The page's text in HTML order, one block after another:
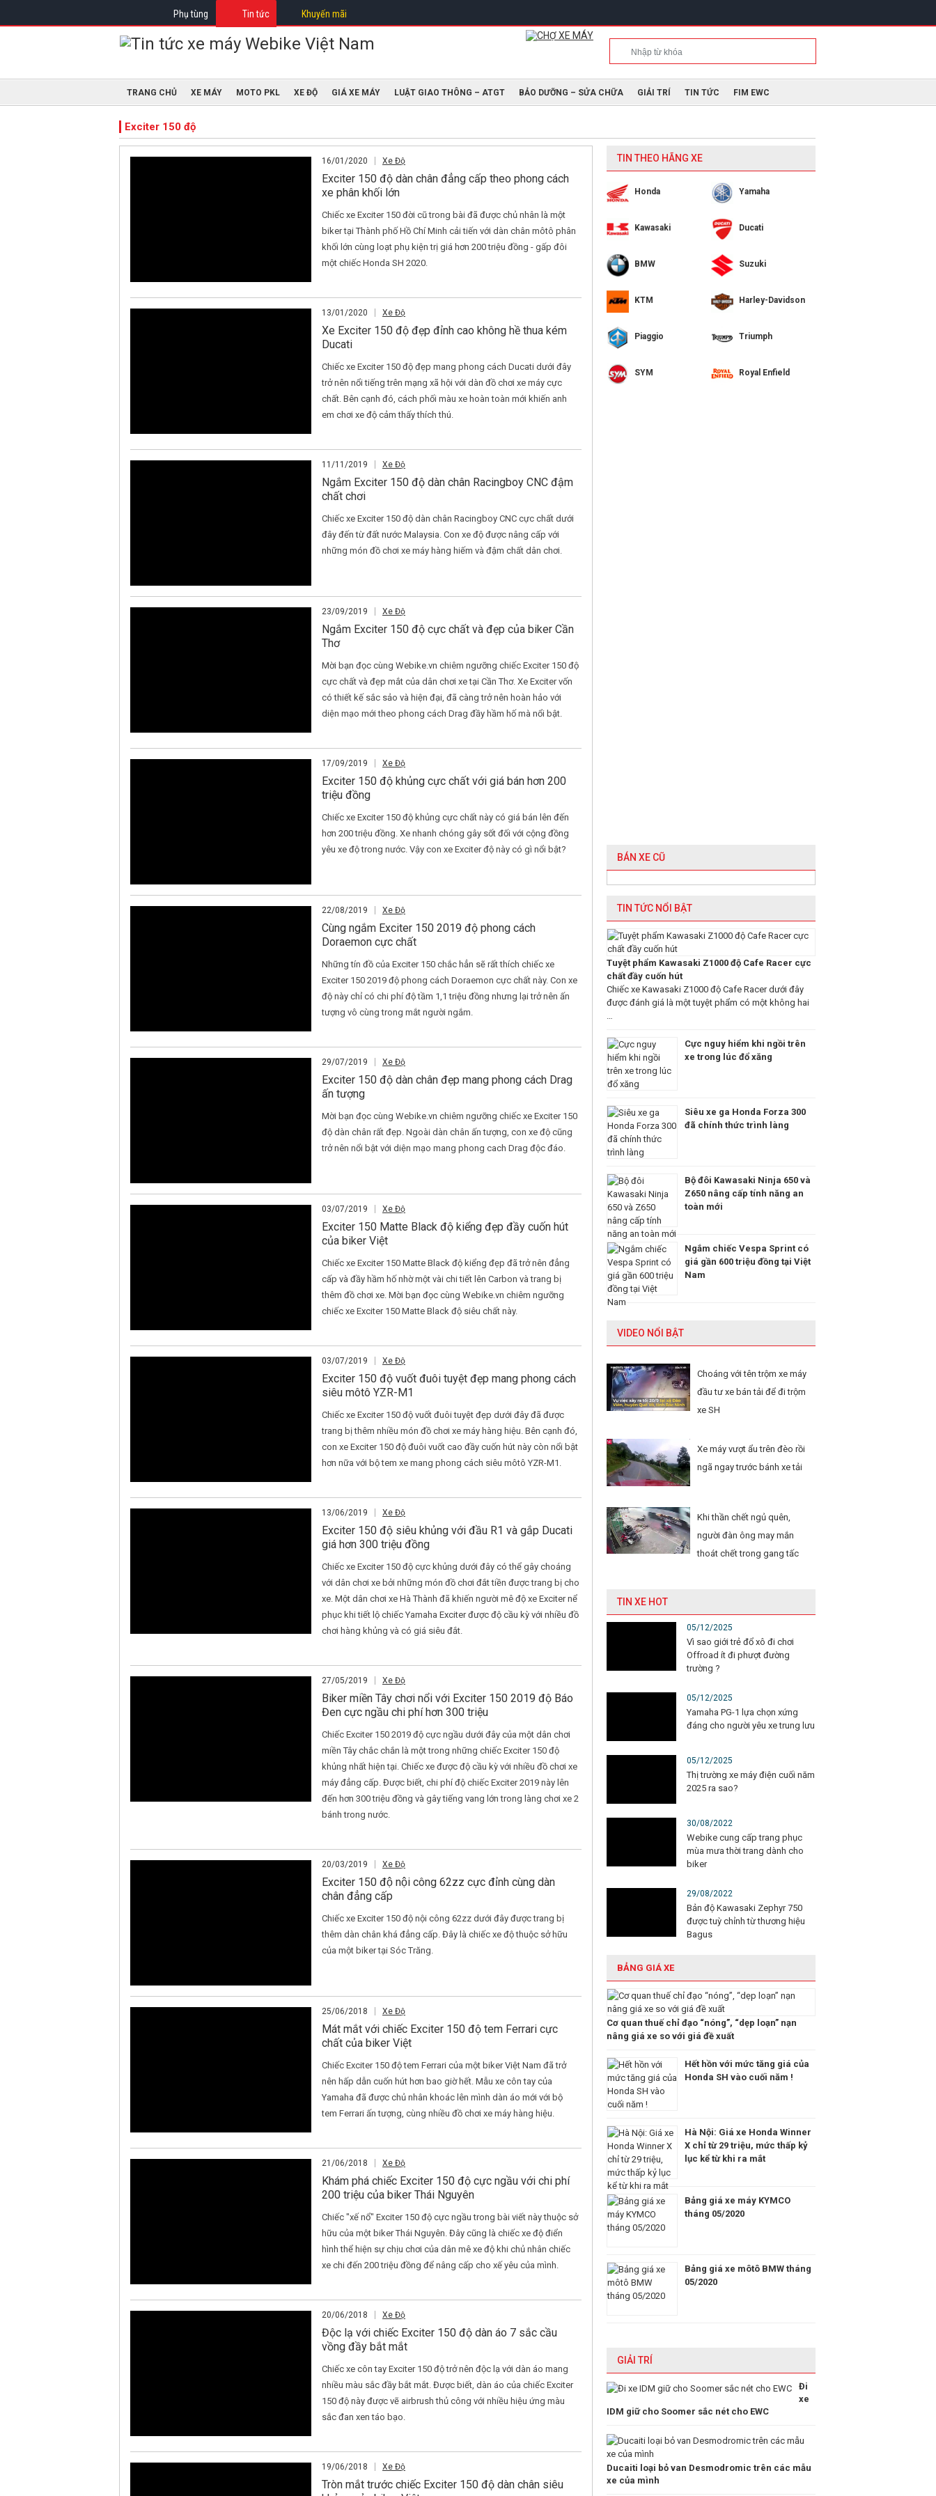
Phụ tùng Tin tức Khuyến mãi
TRANG CHỦ XE MÁY MOTO PKL XE ĐỘ GIÁ XE MÁY LUẬT GIAO THÔNG – ATGT BẢO DƯỠNG – SỬA CHỮA GIẢI TRÍ TIN TỨC FIM EWC
Exciter 150 độ
16/01/2020 Xe Độ
Exciter 150 độ dàn chân đẳng cấp theo phong cách
xe phân khối lớn
Chiếc xe Exciter 150 đời cũ trong bài đã được chủ nhân là một
biker tại Thành phố Hồ Chí Minh cải tiến với dàn chân môtô phân
khối lớn cùng loạt phụ kiện trị giá hơn 200 triệu đồng - gấp đôi
một chiếc Honda SH 2020.
13/01/2020 Xe Độ
Xe Exciter 150 độ đẹp đỉnh cao không hề thua kém
Ducati
Chiếc xe Exciter 150 độ đẹp mang phong cách Ducati dưới đây
trở nên nổi tiếng trên mạng xã hội với dàn đồ chơi xe máy cực
chất. Bên cạnh đó, cách phối màu xe hoàn toàn mới khiến anh
em chơi xe độ cảm thấy thích thú.
11/11/2019 Xe Độ
Ngắm Exciter 150 độ dàn chân Racingboy CNC đậm
chất chơi
Chiếc xe Exciter 150 độ dàn chân Racingboy CNC cực chất dưới
đây đến từ đất nước Malaysia. Con xe độ được nâng cấp với
những món đồ chơi xe máy hàng hiếm và đậm chất dân chơi.
23/09/2019 Xe Độ
Ngắm Exciter 150 độ cực chất và đẹp của biker Cần
Thơ
Mời bạn đọc cùng Webike.vn chiêm ngưỡng chiếc Exciter 150 độ
cực chất và đẹp mắt của dân chơi xe tại Cần Thơ. Xe Exciter vốn
có thiết kế sắc sảo và hiện đại, đã càng trở nên hoàn hảo với
diện mạo mới theo phong cách Drag đầy hầm hố mà nổi bật.
17/09/2019 Xe Độ
Exciter 150 độ khủng cực chất với giá bán hơn 200
triệu đồng
Chiếc xe Exciter 150 độ khủng cực chất này có giá bán lên đến
hơn 200 triệu đồng. Xe nhanh chóng gây sốt đối với cộng đồng
yêu xe độ trong nước. Vậy con xe Exciter độ này có gì nổi bật?
22/08/2019 Xe Độ
Cùng ngắm Exciter 150 2019 độ phong cách
Doraemon cực chất
Những tín đồ của Exciter 150 chắc hẳn sẽ rất thích chiếc xe
Exciter 150 2019 độ phong cách Doraemon cực chất này. Con xe
độ này chỉ có chi phí độ tầm 1,1 triệu đồng nhưng lại trở nên ấn
tượng vô cùng trong mắt người ngắm.
29/07/2019 Xe Độ
Exciter 150 độ dàn chân đẹp mang phong cách Drag
ấn tượng
Mời bạn đọc cùng Webike.vn chiêm ngưỡng chiếc xe Exciter 150
độ dàn chân rất đẹp. Ngoài dàn chân ấn tượng, con xe độ cũng
trở nên nổi bật với diện mạo mang phong cach Drag độc đáo.
03/07/2019 Xe Độ
Exciter 150 Matte Black độ kiểng đẹp đầy cuốn hút
của biker Việt
Chiếc xe Exciter 150 Matte Black độ kiểng đẹp đã trở nên đẳng
cấp và đầy hầm hố nhờ một vài chi tiết lên Carbon và trang bị
thêm đồ chơi xe. Mời bạn đọc cùng Webike.vn chiêm ngưỡng
chiếc xe Exciter 150 Matte Black độ siêu chất này.
03/07/2019 Xe Độ
Exciter 150 độ vuốt đuôi tuyệt đẹp mang phong cách
siêu môtô YZR-M1
Chiếc xe Exciter 150 độ vuốt đuôi tuyệt đẹp dưới đây đã được
trang bị thêm nhiều món đồ chơi xe máy hàng hiệu. Bên cạnh đó,
con xe Exciter 150 độ đuôi vuốt cao đầy cuốn hút này còn nổi bật
hơn nữa với bộ tem xe mang phong cách siêu môtô YZR-M1.
13/06/2019 Xe Độ
Exciter 150 độ siêu khủng với đầu R1 và gắp Ducati
giá hơn 300 triệu đồng
Chiếc xe Exciter 150 độ cực khủng dưới đây có thể gây choáng
với dân chơi xe bởi những món đồ chơi đắt tiền được trang bị cho
xe. Một dân chơi xe Hà Thành đã khiến người mê độ xe Exciter nể
phục khi tiết lộ chiếc Yamaha Exciter được độ cầu kỳ với nhiều đồ
chơi hàng khủng và có giá siêu đắt.
27/05/2019 Xe Độ
Biker miền Tây chơi nổi với Exciter 150 2019 độ Báo
Đen cực ngầu chi phí hơn 300 triệu
Chiếc Exciter 150 2019 độ cực ngầu dưới đây của một dân chơi
miền Tây chắc chắn là một trong những chiếc Exciter 150 độ
khủng nhất hiện tại. Chiếc xe được độ cầu kỳ với nhiều đồ chơi xe
máy đẳng cấp. Được biết, chi phí độ chiếc Exciter 2019 này lên
đến hơn 300 triệu đồng và gây tiếng vang lớn trong làng chơi xe 2
bánh trong nước.
20/03/2019 Xe Độ
Exciter 150 độ nội công 62zz cực đỉnh cùng dàn
chân đẳng cấp
Chiếc xe Exciter 150 độ nội công 62zz dưới đây được trang bị
thêm dàn chân khá đẳng cấp. Đây là chiếc xe độ thuộc sở hữu
của một biker tại Sóc Trăng.
25/06/2018 Xe Độ
Mát mắt với chiếc Exciter 150 độ tem Ferrari cực
chất của biker Việt
Chiếc Exciter 150 độ tem Ferrari của một biker Việt Nam đã trở
nên hấp dẫn cuốn hút hơn bao giờ hết. Mẫu xe côn tay của
Yamaha đã được chủ nhân khoác lên mình dàn áo mới với bộ
tem Ferrari ấn tượng, cùng nhiều đồ chơi xe máy hàng hiệu.
21/06/2018 Xe Độ
Khám phá chiếc Exciter 150 độ cực ngầu với chi phí
200 triệu của biker Thái Nguyên
Chiếc "xế nổ" Exciter 150 độ cực ngầu trong bài viết này thuộc sở
hữu của một biker Thái Nguyên. Đây cũng là chiếc xe độ điển
hình thể hiện sự chịu chơi của dân mê xe độ khi chủ nhân chiếc
xe chi đến 200 triệu đồng để nâng cấp cho xế yêu của mình.
20/06/2018 Xe Độ
Độc lạ với chiếc Exciter 150 độ dàn áo 7 sắc cầu
vồng đầy bắt mắt
Chiếc xe côn tay Exciter 150 độ trở nên độc lạ với dàn áo mang
nhiều màu sắc đầy bắt mắt. Được biết, dàn áo của chiếc Exciter
150 độ này được vẽ airbrush thủ công với nhiều hiệu ứng màu
sắc đan xen táo bạo.
19/06/2018 Xe Độ
Tròn mắt trước chiếc Exciter 150 độ dàn chân siêu
TIN THEO HÃNG XE
Honda Yamaha
Kawasaki Ducati
BMW Suzuki
KTM Harley-Davidson
Piaggio Triumph
SYM Royal Enfield
BÁN XE CŨ
TIN TỨC NỔI BẬT
Tuyệt phẩm Kawasaki Z1000 độ Cafe Racer cực
chất đầy cuốn hút
Chiếc xe Kawasaki Z1000 độ Cafe Racer dưới đây
được đánh giá là một tuyệt phẩm có một không hai
…
Cực nguy hiểm khi ngồi trên
xe trong lúc đổ xăng
Siêu xe ga Honda Forza 300
đã chính thức trình làng
Bộ đôi Kawasaki Ninja 650 và
Z650 nâng cấp tính năng an
toàn mới
Ngắm chiếc Vespa Sprint có
giá gần 600 triệu đồng tại Việt
Nam
VIDEO NỔI BẬT
Choáng với tên trộm xe máy
đầu tư xe bán tải để đi trộm
xe SH
Xe máy vượt ẩu trên đèo rồi
ngã ngay trước bánh xe tải
Khi thần chết ngủ quên,
người đàn ông may mắn
thoát chết trong gang tấc
TIN XE HOT
05/12/2025
Vì sao giới trẻ đổ xô đi chơi
Offroad ít đi phượt đường
trường ?
05/12/2025
Yamaha PG-1 lựa chọn xứng
đáng cho người yêu xe trung lưu
05/12/2025
Thị trường xe máy điện cuối năm
2025 ra sao?
30/08/2022
Webike cung cấp trang phục
mùa mưa thời trang dành cho
biker
29/08/2022
Bản độ Kawasaki Zephyr 750
được tuỳ chỉnh từ thương hiệu
Bagus
BẢNG GIÁ XE
Cơ quan thuế chỉ đạo “nóng”, “dẹp loạn” nạn
nâng giá xe so với giá đề xuất
Hết hồn với mức tăng giá của
Honda SH vào cuối năm !
Hà Nội: Giá xe Honda Winner
X chỉ từ 29 triệu, mức thấp kỷ
lục kể từ khi ra mắt
Bảng giá xe máy KYMCO
tháng 05/2020
Bảng giá xe môtô BMW tháng
05/2020
GIẢI TRÍ
Đi
xe
IDM giữ cho Soomer sắc nét cho EWC
Ducaiti loại bỏ van Desmodromic trên các mẫu
xe của mình